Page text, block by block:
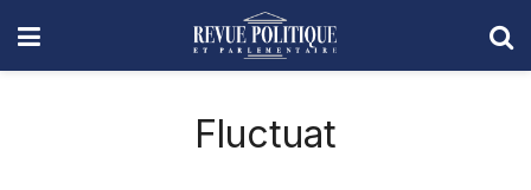
Fluctuat